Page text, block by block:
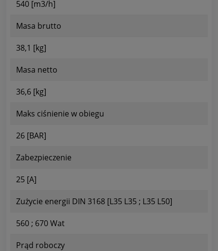
540 [m3/h]
Masa brutto
38,1 [kg]
Masa netto
36,6 [kg]
Maks ciśnienie w obiegu
26 [BAR]
Zabezpieczenie
25 [A]
Zużycie energii DIN 3168 [L35 L35 ; L35 L50]
560 ; 670 Wat
Prąd roboczy